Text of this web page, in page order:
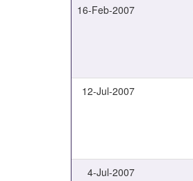
16-Feb-2007
12-Jul-2007
4-Jul-2007